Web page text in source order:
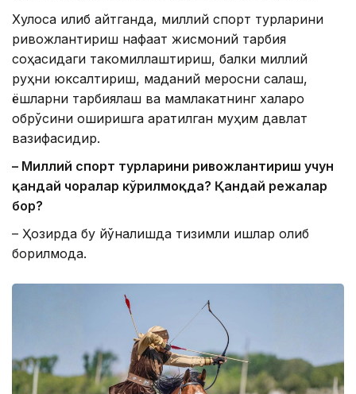
Хулоса қилиб айтганда, миллий спорт турларини
ривожлантириш нафақат жисмоний тарбия
соҳасидаги такомиллаштириш, балки миллий
руҳни юксалтириш, маданий меросни сақлаш,
ёшларни тарбиялаш ва мамлакатнинг халқаро
обрўсини оширишга қаратилган муҳим давлат
вазифасидир.
– Миллий спорт турларини ривожлантириш учун
қандай чоралар кўрилмоқда? Қандай режалар
бор?
– Ҳозирда бу йўналишда тизимли ишлар олиб
борилмоқда.